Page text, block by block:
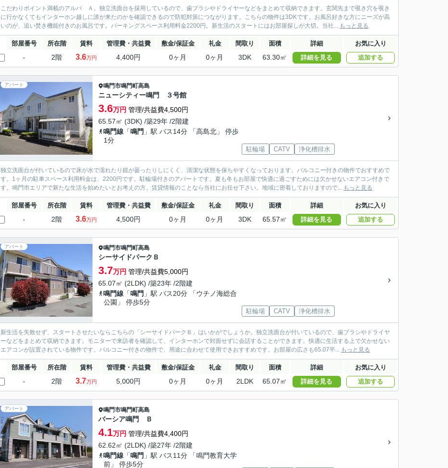
こだわりポイント満載のアルバ Ａ。独立洗面台を採用しているので、歯ブラシやドライヤーなどをまとめて収納できます。玄関先まで覗き穴を覗き
に行かなくてもインターホン越しに誰が来たのかを確認できるので防犯対策につながります。こちらの物件は3DKです。お風呂好きな方にニーズが高
いのが、追い焚き機能付きのお風呂です。パーキングスペース利用料金2200円。新生活のスタートにはお部屋探しが大切。当社... もっと見る
部屋番号 所在階 賃料 管理費・共益費 敷金/保証金 礼金 間取り 面積 詳細 お気に入り
- 2階 3.6万円 4,400円 0ヶ月 0ヶ月 3DK 63.30㎡ 詳細を見る 追加する
アパート 鳴門市鳴門町高島
ニューシティー鳴門 ３号館
3.6万円 管理/共益費4,500円
65.57㎡ (3DK) /築29年 /2階建
鳴門線 「鳴門 」駅 バス14分 「高島北」 停歩
1分
駐輪場 CATV 浄化槽排水
独立洗面台が付いているので床が水で濡れたり鏡が曇ったりしにくく、清潔な状態を保ちやすくなっております。バルコニー付きの物件でおすすめで
す。1ヶ月の駐車スペース利用料金は、2200円です。駐輪場付きのアパートです。夏も冬もお部屋で快適に過ごすためには欠かせないエアコン付きで
す。鳴門市エリアで新たな生活を始めたいとお考えの方。賃貸情報のことなら当社にお任せ下さい。地域に密着しておりますので... もっと見る
部屋番号 所在階 賃料 管理費・共益費 敷金/保証金 礼金 間取り 面積 詳細 お気に入り
- 2階 3.6万円 4,500円 0ヶ月 0ヶ月 3DK 65.57㎡ 詳細を見る 追加する
アパート 鳴門市鳴門町高島
シーサイドパークＢ
3.7万円 管理/共益費5,000円
65.07㎡ (2LDK) /築23年 /2階建
鳴門線 「鳴門 」駅 バス20分 「ウチノ海総合
公園」 停歩5分
駐輪場 CATV 浄化槽排水
新生活を失敗せず、スタートさせたいならこちらの「シーサイドパークＢ」はいかがでしょうか。独立洗面台が付いているので、歯ブラシやドライヤ
ーなどをまとめて収納できます。モニターで来訪者を確認して、インターホンで対面せずに会話することができます。快適に生活する上で欠かせない
エアコンが設置されている物件です。バルコニー付きの物件で、用途に合わせて使用できおすすめです。お部屋の広さも65.07平... もっと見る
部屋番号 所在階 賃料 管理費・共益費 敷金/保証金 礼金 間取り 面積 詳細 お気に入り
- 2階 3.7万円 5,000円 0ヶ月 0ヶ月 2LDK 65.07㎡ 詳細を見る 追加する
アパート 鳴門市鳴門町高島
バーシア鳴門 Ｂ
4.1万円 管理/共益費4,400円
62.62㎡ (2LDK) /築27年 /2階建
鳴門線 「鳴門 」駅 バス11分 「鳴門教育大学
前」 停歩5分